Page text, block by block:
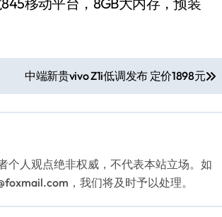
中端新贵vivo Z1i低调发布 定价1898元
个人观点绝非权威，不代表本站立场。如
，我们将及时予以处理。